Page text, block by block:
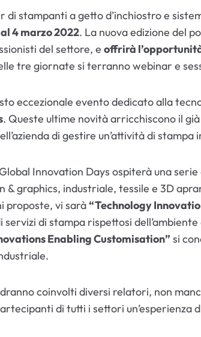
stampanti a getto d’inchiostro e
4 marzo 2022. La nuova edizione del
del settore, e offrirà
tre giornate si terranno webinar e
eccezionale evento dedicato alla
. Queste ultime novità arricchiscono il
di gestire un’attività di
Innovation Days ospiterà una
& graphics, industriale, tessile e 3D
proposte, vi sarà“Technology
di stampa rispettosi
Enabling Customisation” si
coinvolti diversi relatori, non
di tutti i settori un’esperienza